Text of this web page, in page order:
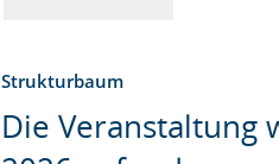
Strukturbaum
Die Veranstaltung